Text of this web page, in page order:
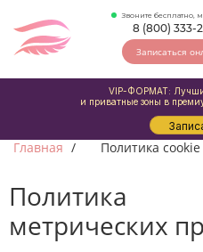
Звоните бесплатно,
8 (800) 333-
Записаться
Главная Политика
метрических
VIP-ФОРМАТ:
и приватные зоны в